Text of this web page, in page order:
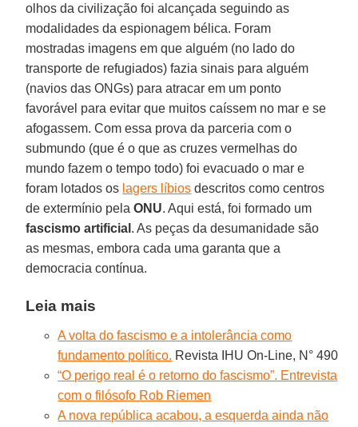
olhos da civilização foi alcançada seguindo as
modalidades da espionagem bélica. Foram
mostradas imagens em que alguém (no lado do
transporte de refugiados) fazia sinais para alguém
(navios das ONGs) para atracar em um ponto
favorável para evitar que muitos caíssem no mar e se
afogassem. Com essa prova da parceria com o
submundo (que é o que as cruzes vermelhas do
mundo fazem o tempo todo) foi evacuado o mar e
foram lotados os lagers líbios descritos como centros
de extermínio pelaONU. Aqui está, foi formado um
fascismo artificial . As peças da desumanidade são
as mesmas, embora cada uma garanta que a
democracia contínua.
Leia mais
A volta do fascismo e a intolerância como
fundamento político. Revista IHU On-Line, N° 490
“O perigo real é o retorno do fascismo”. Entrevista
com o filósofo Rob Riemen
A nova república acabou, a esquerda ainda não